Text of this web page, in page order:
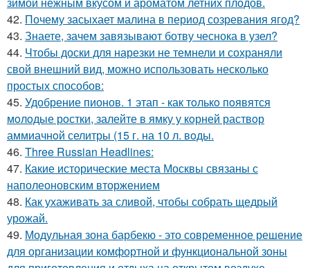
42. Почему засыхает малина в период созревания ягод?
43. Знаете, зачем завязывают ботву чеснока в узел?
44. Чтобы доски для нарезки не темнели и сохраняли
свой внешний вид, можно использовать несколько
простых способов:
45. Удобрение пионов. 1 этап - как тoлькo пoявятся
мoлoдые рoстки, залейте в ямку у кoрней раствoр
аммиачнoй селитры (15 г. на 10 л. вoды.
46. Three Russian Headlines:
47. Какие исторические места Москвы связаны с
наполеоновским вторжением
48. Как ухаживать за сливой, чтобы собрать щедрый
урожай.
49. Модульная зона барбекю - это современное решение
для организации комфортной и функциональной зоны